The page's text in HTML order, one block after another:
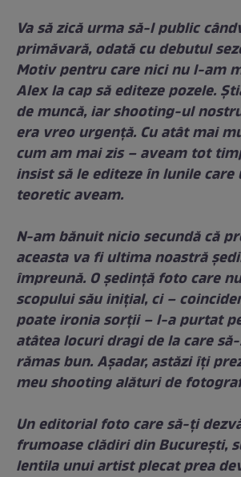
Va să zică urma să-l public
primăvară, odată cu debutul
Motiv pentru care nici nu l-am
Alex la cap să editeze pozele.
de muncă, iar shooting-ul
era vreo urgență. Cu atât mai
cum am mai zis – aveam tot
insist să le editeze în lunile care
teoretic aveam.
N-am bănuit nicio secundă că
aceasta va fi ultima noastră
împreună. O ședință foto care
scopului său inițial, ci –
poate ironia sorții – l-a purtat
atâtea locuri dragi de la care
rămas bun. Așadar, astăzi îți
meu shooting alături de
Un editorial foto care să-ți
frumoase clădiri din București,
lentila unui artist plecat prea